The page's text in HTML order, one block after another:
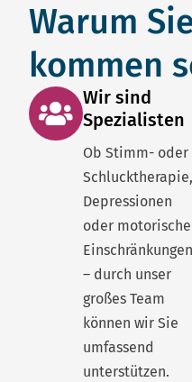
Warum
kommen
Wir sind
Spezialisten
Ob Stimm- oder
Schlucktherapie,
Depressionen
oder motorische
Einschränkungen
– durch unser
großes Team
können wir Sie
umfassend
unterstützen.